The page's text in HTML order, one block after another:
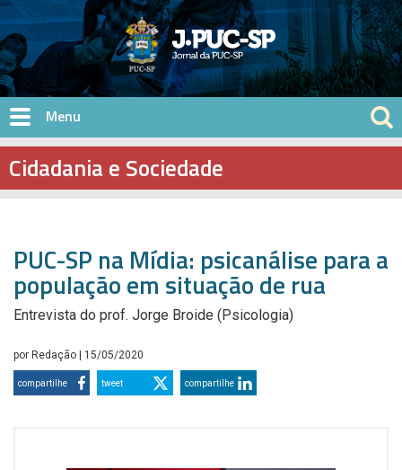
Pular para o conteúdo principal
Cidadania e Sociedade
PUC-SP na Mídia: psicanálise para a
população em situação de rua
Entrevista do prof. Jorge Broide (Psicologia)
por Redação | 15/05/2020
compartilhe tweet compartilhe